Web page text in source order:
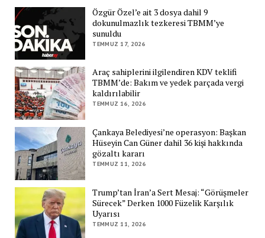
Özgür Özel’e ait 3 dosya dahil 9
dokunulmazlık tezkeresi TBMM’ye
sunuldu
TEMMUZ 17, 2026
Araç sahiplerini ilgilendiren KDV teklifi
TBMM’de: Bakım ve yedek parçada vergi
kaldırılabilir
TEMMUZ 16, 2026
Çankaya Belediyesi’ne operasyon: Başkan
Hüseyin Can Güner dahil 36 kişi hakkında
gözaltı kararı
TEMMUZ 11, 2026
Trump’tan İran’a Sert Mesaj: “Görüşmeler
Sürecek” Derken 1000 Füzelik Karşılık
Uyarısı
TEMMUZ 11, 2026